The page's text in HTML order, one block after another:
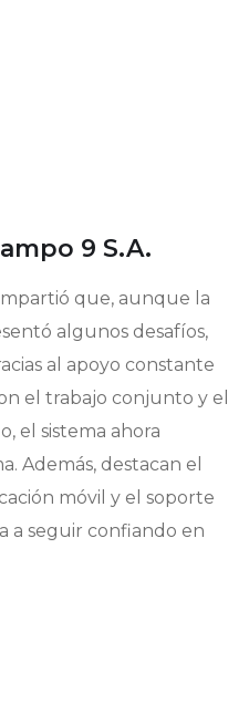
9 S.A.
que, aunque la
algunos desafíos,
al apoyo constante
el trabajo conjunto y el
el sistema ahora
Además, destacan el
móvil y el soporte
a seguir confiando en